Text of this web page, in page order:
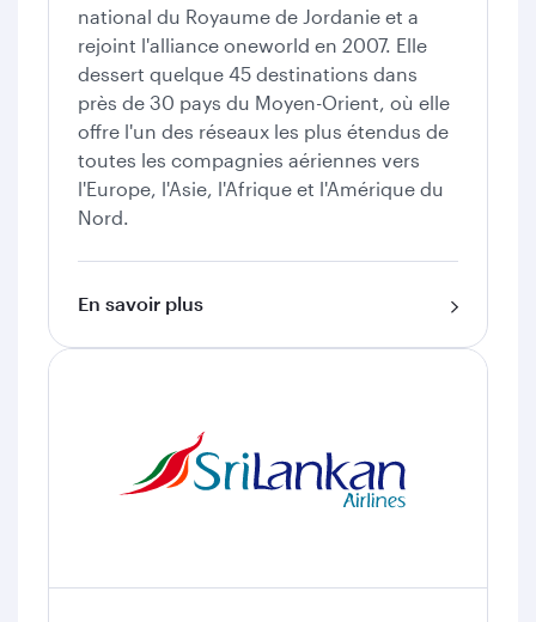
national du Royaume de Jordanie et a
rejoint l'alliance oneworld en 2007. Elle
dessert quelque 45 destinations dans
près de 30 pays du Moyen-Orient, où elle
offre l'un des réseaux les plus étendus de
toutes les compagnies aériennes vers
l'Europe, l'Asie, l'Afrique et l'Amérique du
Nord.
En savoir plus